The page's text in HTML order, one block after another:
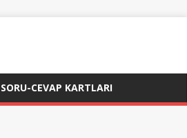
SORU-CEVAP KARTLARI